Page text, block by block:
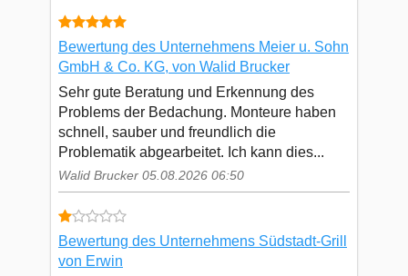
Bewertung des Unternehmens Meier u. Sohn
GmbH & Co. KG, von Walid Brucker
Sehr gute Beratung und Erkennung des
Problems der Bedachung. Monteure haben
schnell, sauber und freundlich die
Problematik abgearbeitet. Ich kann dies...
Walid Brucker 05.08.2026 06:50
Bewertung des Unternehmens Südstadt-Grill
von Erwin